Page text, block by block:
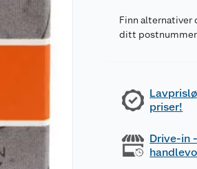
Finn alternativer
ditt postnummer
priser!
Drive-in